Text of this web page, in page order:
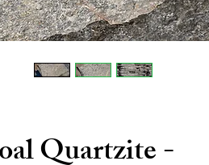
Quartzite -